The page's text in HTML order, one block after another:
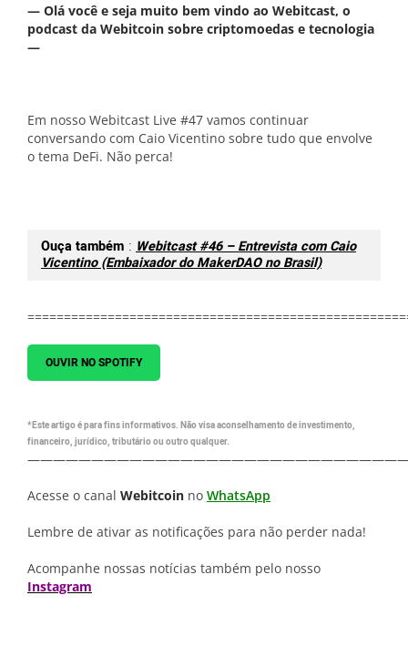
— Olá você e seja muito bem vindo ao Webitcast, o
podcast da Webitcoin sobre criptomoedas e tecnologia
—
Em nosso Webitcast Live #47 vamos continuar
conversando com Caio Vicentino sobre tudo que envolve
o tema DeFi. Não perca!
Ouça também : Webitcast #46 – Entrevista com Caio
Vicentino (Embaixador do MakerDAO no Brasil)
OUVIR NO SPOTIFY
*Este artigo é para fins informativos. Não visa aconselhamento de investimento,
financeiro, jurídico, tributário ou outro qualquer.
Acesse o canal Webitcoin no WhatsApp
Lembre de ativar as notificações para não perder nada!
Acompanhe nossas notícias também pelo nosso
Instagram